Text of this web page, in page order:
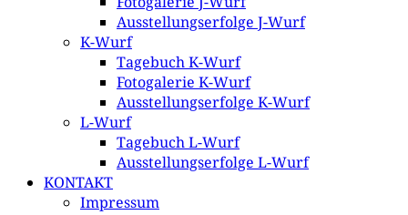
Ausstellungserfolge J-Wurf
K-Wurf
Tagebuch K-Wurf
Fotogalerie K-Wurf
Ausstellungserfolge K-Wurf
L-Wurf
Tagebuch L-Wurf
Ausstellungserfolge L-Wurf
KONTAKT
Impressum